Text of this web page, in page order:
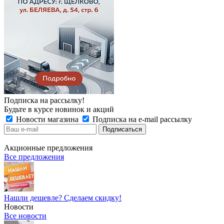
Подписка на рассылку!
Будьте в курсе новинок и акций
Новости магазина
Подписка на e-mail рассылку
Акционные предложения
Все предложения
Нашли дешевле? Сделаем скидку!
Новости
Все новости